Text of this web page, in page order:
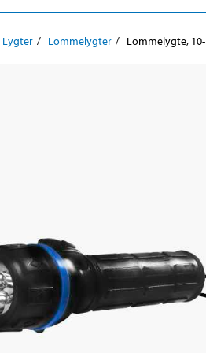
Lygter Lommelygter Lommelygte,